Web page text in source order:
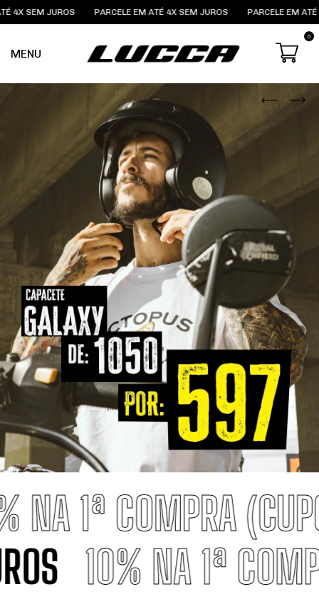
SEM JUROS PARCELE EM ATÉ 4X SEM JUROS PARCELE EM ATÉ 4X
MENU
0
NA 1ª COMPRA
10% NA 1ª